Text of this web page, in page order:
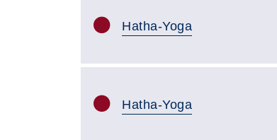
Hatha-Yoga
Hatha-Yoga